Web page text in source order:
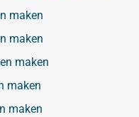
maken
maken
maken
maken
maken